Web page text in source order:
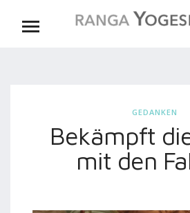
GEDANKEN
Bekämpft
mit den